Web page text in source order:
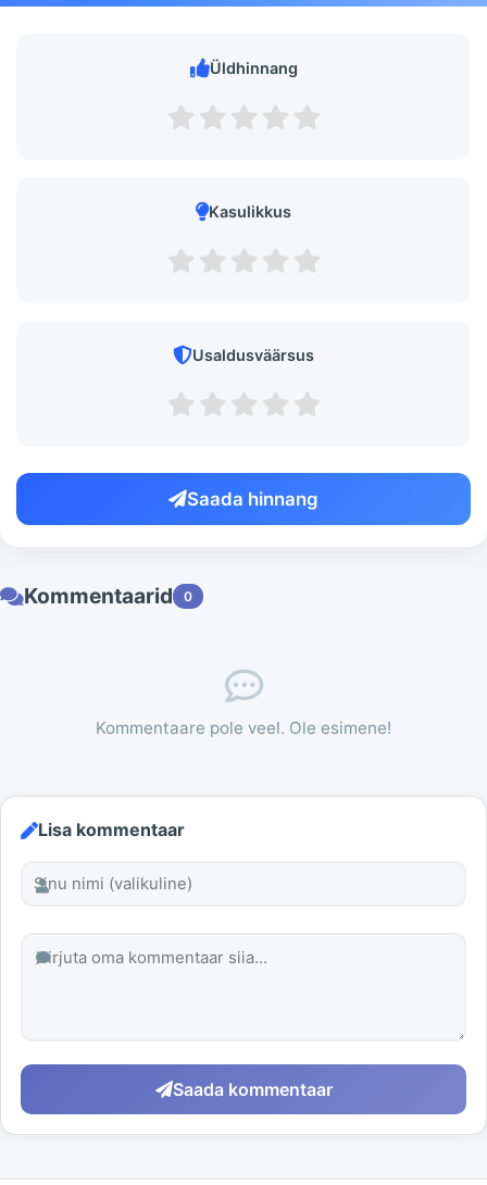
Üldhinnang
Kasulikkus
Usaldusväärsus
Saada hinnang
Kommentaarid 0
Kommentaare pole veel. Ole esimene!
Lisa kommentaar
Saada kommentaar